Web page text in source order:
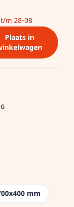
m 28-08
Plaats in
mm